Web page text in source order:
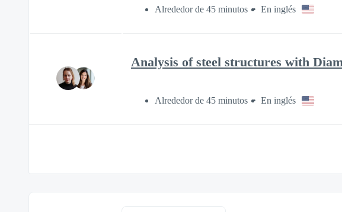
Alrededor de 45 minutos En inglés
Analysis of steel structures with
Alrededor de 45 minutos En inglés